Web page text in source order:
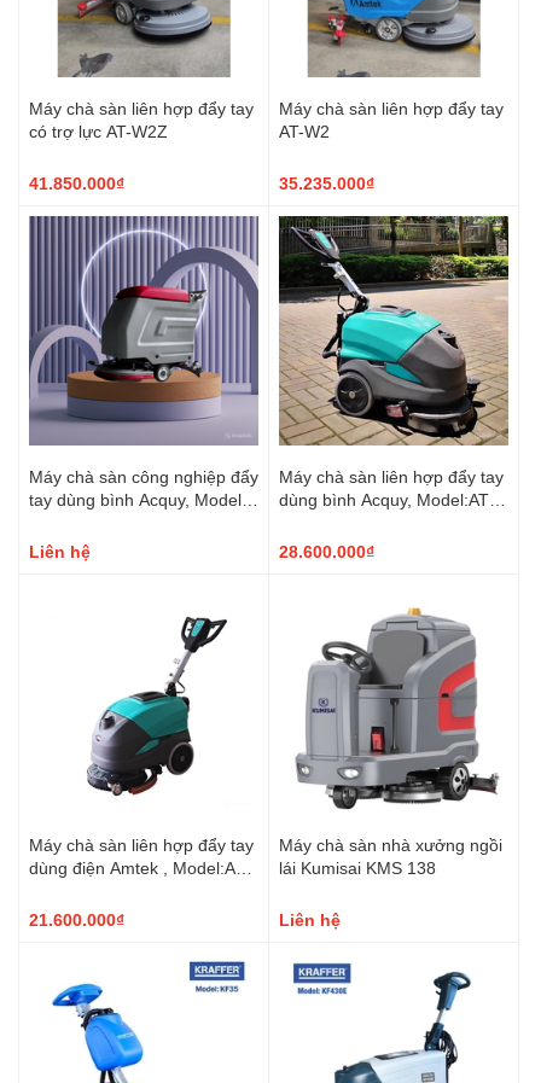
Máy chà sàn liên hợp đẩy tay
có trợ lực AT-W2Z
41.850.000₫
Máy chà sàn liên hợp đẩy tay
AT-W2
35.235.000₫
Máy chà sàn công nghiệp đẩy
tay dùng bình Acquy, Model:
Liên hệ
Máy chà sàn liên hợp đẩy tay
dùng bình Acquy, Model:AT-
28.600.000₫
Máy chà sàn liên hợp đẩy tay
dùng điện Amtek , Model:AT-
21.600.000₫
Máy chà sàn nhà xưởng ngồi
lái Kumisai KMS 138
Liên hệ